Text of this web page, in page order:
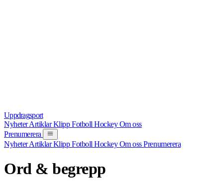
Uppdragsport
NyheterArtiklarKlippFotbollHockeyOm oss
Prenumerera
NyheterArtiklarKlippFotbollHockeyOm ossPrenumerera
Ord & begrepp